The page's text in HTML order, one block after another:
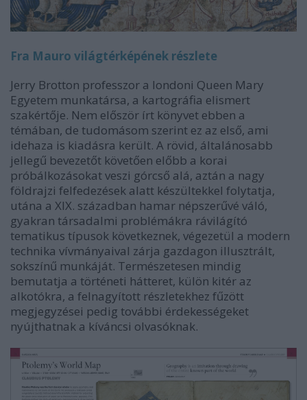
Fra Mauro világtérképének részlete
Jerry Brotton professzor a londoni Queen Mary
Egyetem munkatársa, a kartográfia elismert
szakértője. Nem először írt könyvet ebben a
témában, de tudomásom szerint ez az első, ami
idehaza is kiadásra került. A rövid, általánosabb
jellegű bevezetőt követően előbb a korai
próbálkozásokat veszi górcső alá, aztán a nagy
földrajzi felfedezések alatt készültekkel folytatja,
utána a XIX. században hamar népszerűvé váló,
gyakran társadalmi problémákra rávilágító
tematikus típusok következnek, végezetül a modern
technika vívmányaival zárja gazdagon illusztrált,
sokszínű munkáját. Természetesen mindig
bemutatja a történeti hátteret, külön kitér az
alkotókra, a felnagyított részletekhez fűzött
megjegyzései pedig további érdekességeket
nyújthatnak a kíváncsi olvasóknak.